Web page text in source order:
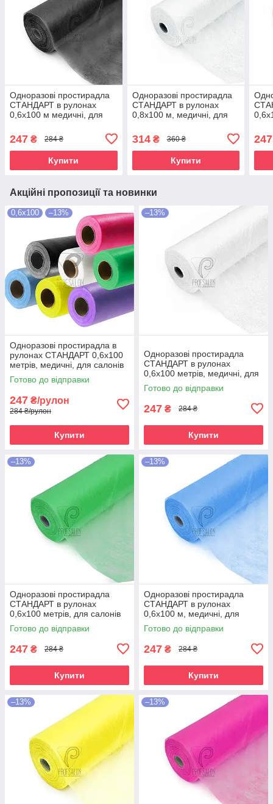
Одноразові простирадла
СТАНДАРТ в рулонах
0,6х100 м медичні, для
247 ₴ 284 ₴
Купити
Одноразові простирадла
СТАНДАРТ в рулонах
0,8х100 м, медичні, для
314₴ 360 ₴
Купити
247
Акційні пропозиції та новинки
0,6х100 –13%
Одноразові простирадла в
рулонах СТАНДАРТ 0,6х100
метрів, медичні, для салонів
краси, масажних кабінетів
Готово до відправки
247 ₴/рулон
284 ₴/рулон
Купити
–13%
Одноразові простирадла
СТАНДАРТ в рулонах
0,6х100 метрів, медичні, для
салонів краси, білі
Готово до відправки
247 ₴ 284 ₴
Купити
–13%
Одноразові простирадла
СТАНДАРТ в рулонах
0,6х100 метрів, для салонів
краси, зелені
Готово до відправки
247 ₴ 284 ₴
Купити
–13%
Одноразові простирадла
СТАНДАРТ в рулонах
0,6х100 м, медичні, для
салонів краси, блакитні
Готово до відправки
247 ₴ 284 ₴
Купити
–13% –13%